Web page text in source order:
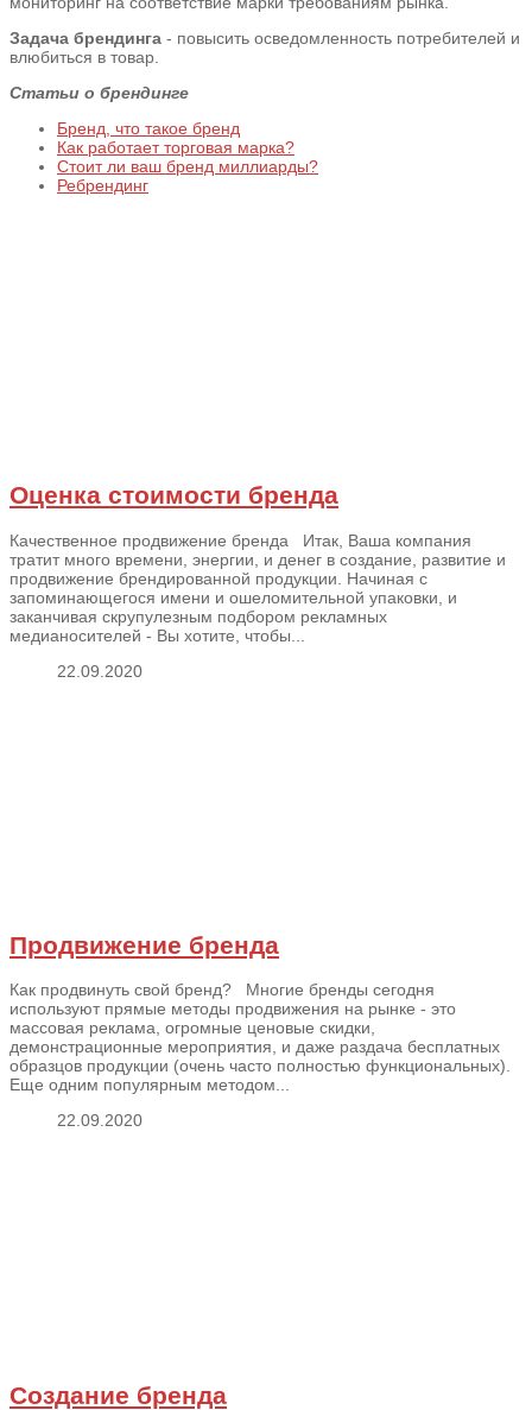
Задача брендинга - повысить осведомленность потребителей и
влюбиться в товар.
Статьи о брендинге
Бренд, что такое бренд
Как работает торговая марка?
Стоит ли ваш бренд миллиарды?
Ребрендинг
Оценка стоимости бренда
Качественное продвижение бренда Итак, Ваша компания
тратит много времени, энергии, и денег в создание, развитие и
продвижение брендированной продукции. Начиная с
запоминающегося имени и ошеломительной упаковки, и
заканчивая скрупулезным подбором рекламных
медианосителей - Вы хотите, чтобы...
22.09.2020
Продвижение бренда
Как продвинуть свой бренд? Многие бренды сегодня
используют прямые методы продвижения на рынке - это
массовая реклама, огромные ценовые скидки,
демонстрационные мероприятия, и даже раздача бесплатных
образцов продукции (очень часто полностью функциональных).
Еще одним популярным методом...
22.09.2020
Создание бренда